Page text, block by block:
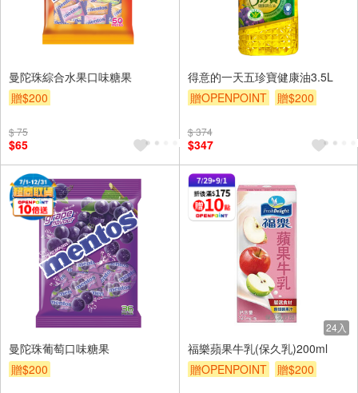
曼陀珠綜合水果口味糖果
贈$200
$ 75
$65
得意的一天五珍寶健康油3.5L
贈OPENPOINT
贈$200
$ 374
$347
曼陀珠葡萄口味糖果
贈$200
24入
福樂蘋果牛乳(保久乳)200ml
贈OPENPOINT
贈$200